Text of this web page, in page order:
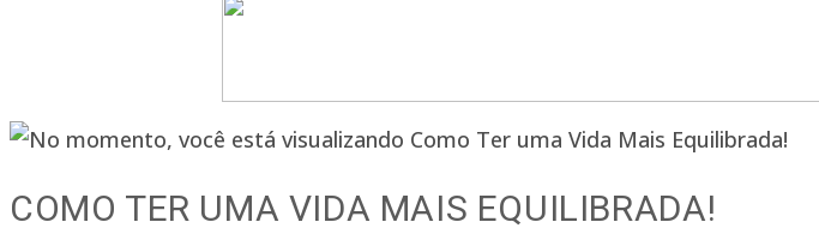
COMO TER UMA VIDA MAIS EQUILIBRADA!